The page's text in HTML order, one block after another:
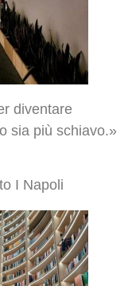
diventare
sia più schiavo.»
I Napoli